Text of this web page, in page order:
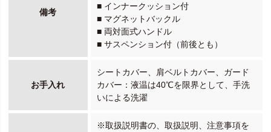
備考
■ インナークッション付
■ マグネットバックル
■ 両対面式ハンドル
■ サスペンション付（前後とも）
お手入れ
シートカバー、肩ベルトカバー、ガード
カバー：液温は40℃を限界として、手洗
いによる洗濯
※取扱説明書の、取扱説明、注意事項を